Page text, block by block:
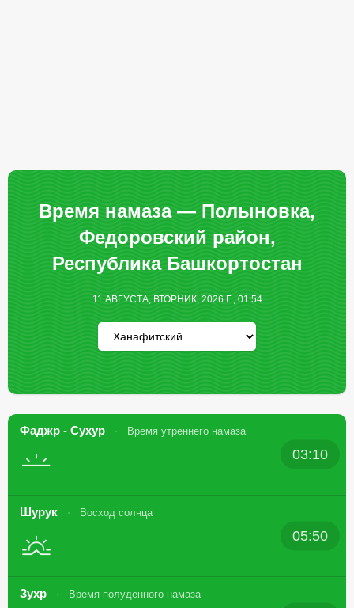
Время намаза — Полыновка,
Федоровский район,
Республика Башкортостан
11 АВГУСТА, ВТОРНИК, 2026 Г., 01:54
Фаджр - Сухур Время утреннего намаза
03:10
Шурук Восход солнца
05:50
Зухр Время полуденного намаза